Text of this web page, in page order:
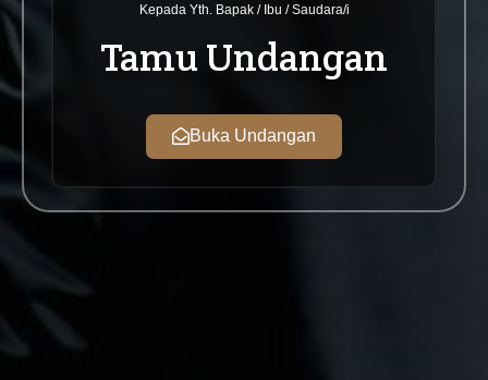
Kepada Yth. Bapak / Ibu / Saudara/i
Tamu Undangan
Buka Undangan